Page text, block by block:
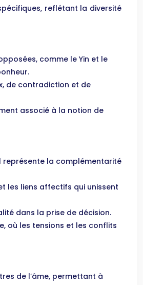
reflétant la diversité
comme le Yin et le
de contradiction et de
associé à la notion de
représente la complémentarité
les liens affectifs qui unissent
dans la prise de décision.
où les tensions et les conflits
de l’âme, permettant à